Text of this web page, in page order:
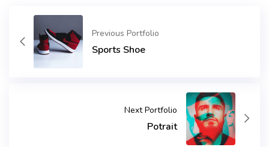
Previous Portfolio
Sports Shoe
Next Portfolio
Potrait